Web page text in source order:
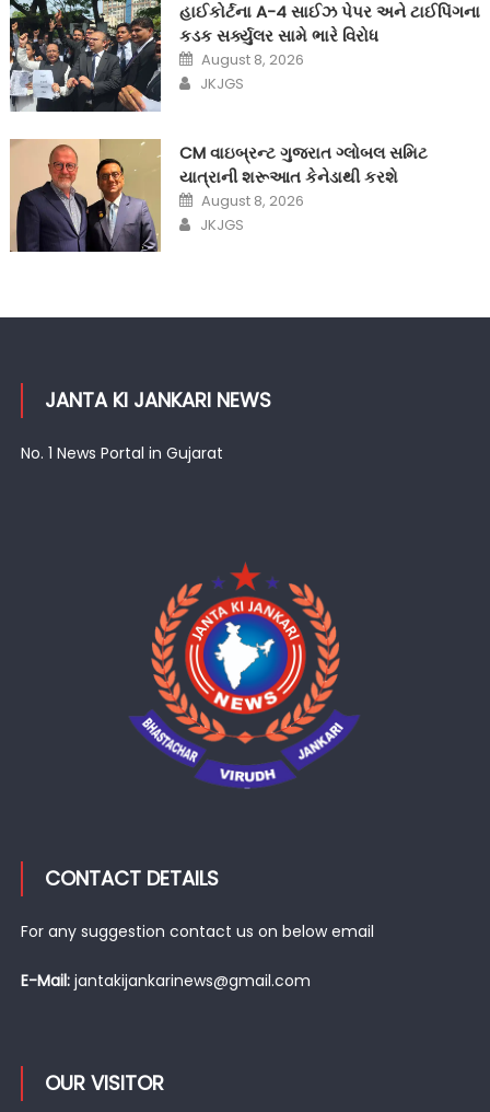
હાઈકોર્ટના A-4 સાઈઝ પેપર અને ટાઈપિંગના
કડક સર્ક્યુલર સામે ભારે વિરોધ
Posted
on
August 8, 2026
Author
JKJGS
CM વાઇબ્રન્ટ ગુજરાત ગ્લોબલ સમિટ
યાત્રાની શરૂઆત કેનેડાથી કરશે
Posted
on
August 8, 2026
Author
JKJGS
JANTA KI JANKARI NEWS
No. 1 News Portal in Gujarat
CONTACT DETAILS
For any suggestion contact us on below email
E-Mail: jantakijankarinews@gmail.com
OUR VISITOR